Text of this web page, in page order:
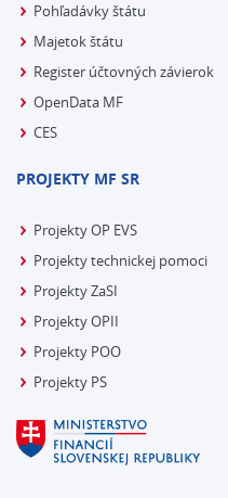
Pohľadávky štátu
Majetok štátu
Register účtovných závierok
OpenData MF
CES
PROJEKTY MF SR
Projekty OP EVS
Projekty technickej pomoci
Projekty ZaSI
Projekty OPII
Projekty POO
Projekty PS